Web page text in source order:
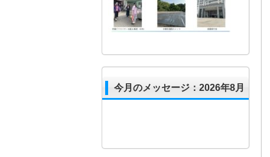
今月のメッセージ：2026年8月